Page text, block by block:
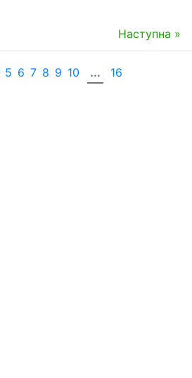
Наступна »
5 6 7 8 9 10 ... 16